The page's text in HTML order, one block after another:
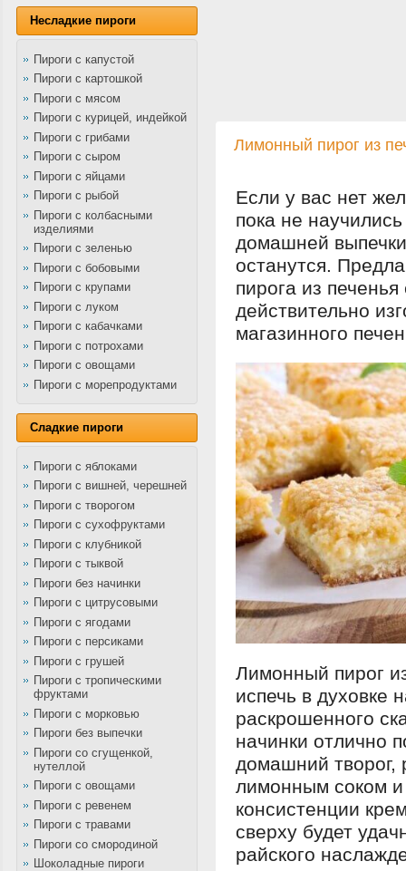
Несладкие пироги
Пироги с капустой
Пироги с картошкой
Пироги с мясом
Пироги с курицей, индейкой
Пироги с грибами
Пироги с сыром
Пироги с яйцами
Пироги с рыбой
Пироги с колбасными
изделиями
Пироги с зеленью
Пироги с бобовыми
Пироги с крупами
Пироги с луком
Пироги с кабачками
Пироги с потрохами
Пироги с овощами
Пироги с морепродуктами
Сладкие пироги
Пироги с яблоками
Пироги с вишней, черешней
Пироги с творогом
Пироги с сухофруктами
Пироги с клубникой
Пироги с тыквой
Пироги без начинки
Пироги с цитрусовыми
Пироги с ягодами
Пироги с персиками
Пироги с грушей
Пироги с тропическими
фруктами
Пироги с морковью
Пироги без выпечки
Пироги со сгущенкой,
нутеллой
Пироги с овощами
Пироги с ревенем
Пироги с травами
Пироги со смородиной
Шоколадные пироги
Лимонный пирог из
Если у вас нет
пока не
домашней
останутся.
пирога из
действительно
магазинного
Лимонный пирог
испечь в духовке
раскрошенного
начинки отлично
домашний
лимонным соком
консистенции
сверху будет
райского